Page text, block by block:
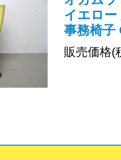
イエロ
事務椅子
販売価格(